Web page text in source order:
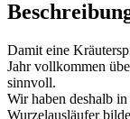
Damit eine
Jahr vollkommen
sinnvoll.
Wir haben deshalb
Wurzelausläufer